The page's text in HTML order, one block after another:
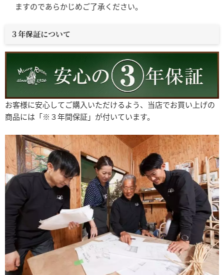
ますのであらかじめご了承ください。
３年保証について
お客様に安心してご購入いただけるよう、当店でお買い上げの
商品には「※３年間保証」が付いています。